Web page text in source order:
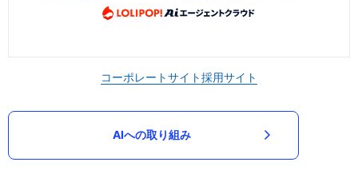
コーポレートサイト採用サイト
AIへの取り組み